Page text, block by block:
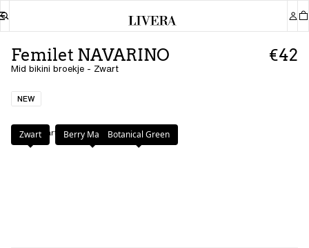
Femilet NAVARINO
Mid bikini broekje - Zwart
€42
NEW
Kleur: Zwart
Zwart Berry MagentaBotanical Green